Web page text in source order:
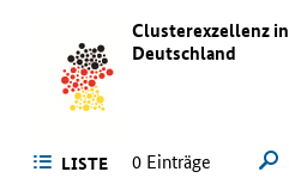
Clusterexzellenz in
Deutschland
LISTE 0 Einträge